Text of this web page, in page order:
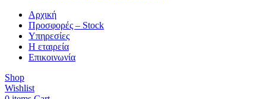
Αρχική
Προσφορές – Stock
Υπηρεσίες
Η εταιρεία
Επικοινωνία
Shop
Wishlist